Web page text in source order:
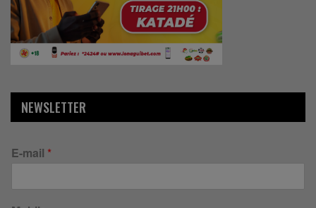
NEWSLETTER
E-mail *